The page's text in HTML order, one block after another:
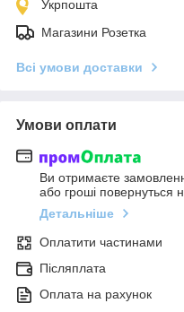
Укрпошта
Магазини Розетка
Всі умови доставки
Умови оплати
Ви отримаєте
або гроші повернуться
Детальніше
Оплатити частинами
Післяплата
Оплата на рахунок